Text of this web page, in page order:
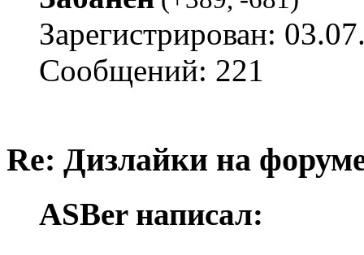
Зарегистрирован:
Сообщений: 221
Re: Дизлайки на
ASBer написал: